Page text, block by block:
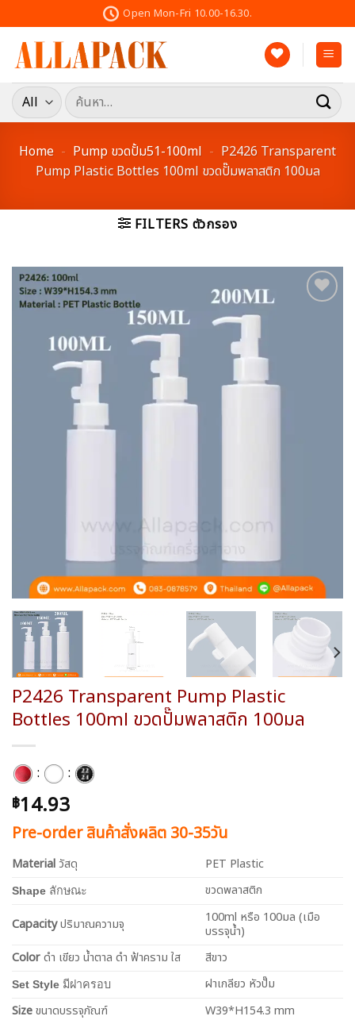
to
content
Open Mon-Fri 10.00-16.30.
ค้นหา:
Home - Pump ขวดปั้ม51-100ml - P2426 Transparent
Pump Plastic Bottles 100ml ขวดปั๊มพลาสติก 100มล
FILTERS ตัวกรอง
P2426 Transparent Pump Plastic
Bottles 100ml ขวดปั๊มพลาสติก 100มล
: :
฿14.93
Pre-order สินค้าสั่งผลิต 30-35วัน
Material วัสดุ PET Plastic
Shape ลักษณะ ขวดพลาสติก
Capacityปริมาณความจุ
100ml หรือ 100มล (เมือ
บรรจุน้ำ)
Colorดำ เขียว น้ำตาล ดำ ฟ้าคราม ใส สีขาว
Set Style มีฝาครอบ
ฝาเกลียว หัวปั๊ม
Sizeขนาดบรรจุภัณฑ์
W39*H154.3 mm